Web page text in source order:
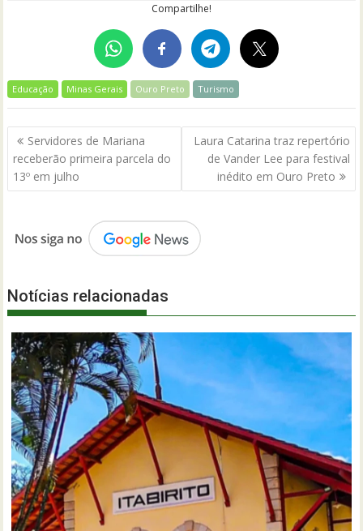
Compartilhe!
Educação Minas Gerais Ouro Preto Turismo
Navegação
de
Post
Servidores de Mariana
receberão primeira parcela do
13º em julho
Laura Catarina traz repertório
de Vander Lee para festival
inédito em Ouro Preto
Notícias relacionadas